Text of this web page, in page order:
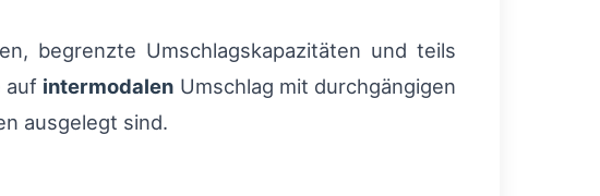
begrenzte Umschlagskapazitäten und teils
auf intermodalen Umschlag mit durchgängigen
ausgelegt sind.